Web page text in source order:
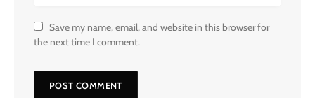
Save my name, email, and website in this browser for
the next time I comment.